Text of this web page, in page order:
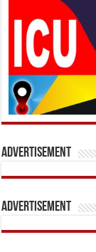
Advertisement
Advertisement